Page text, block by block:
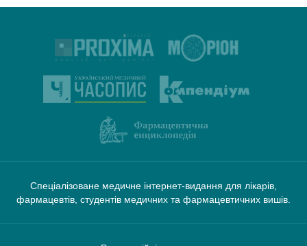
Спеціалізоване медичне інтернет-видання для лікарів,
фармацевтів, студентів медичних та фармацевтичних вишів.